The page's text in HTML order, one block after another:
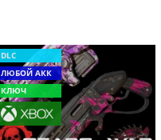
DLC
ЛЮБОЙ АКК
КЛЮЧ